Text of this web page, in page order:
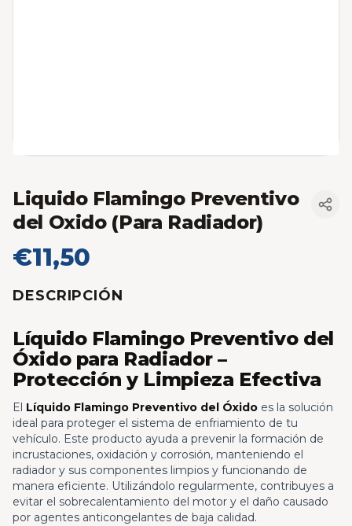
Liquido Flamingo Preventivo
del Oxido (Para Radiador)
€11,50
DESCRIPCIÓN
Líquido Flamingo Preventivo del
Óxido para Radiador –
Protección y Limpieza Efectiva
El Líquido Flamingo Preventivo del Óxido es la solución
ideal para proteger el sistema de enfriamiento de tu
vehículo. Este producto ayuda a prevenir la formación de
incrustaciones, oxidación y corrosión, manteniendo el
radiador y sus componentes limpios y funcionando de
manera eficiente. Utilizándolo regularmente, contribuyes a
evitar el sobrecalentamiento del motor y el daño causado
por agentes anticongelantes de baja calidad.